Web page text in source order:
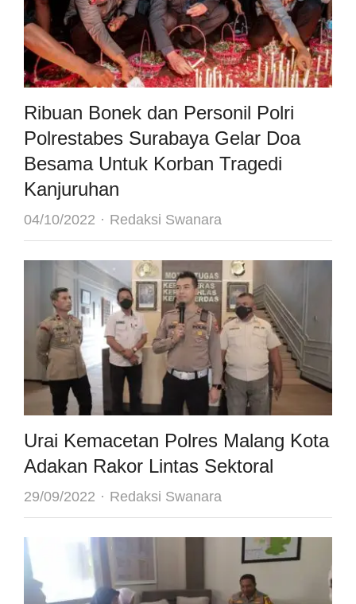
Ribuan Bonek dan Personil Polri
Polrestabes Surabaya Gelar Doa
Besama Untuk Korban Tragedi
Kanjuruhan
04/10/2022 Author
Redaksi Swanara
Urai Kemacetan Polres Malang Kota
Adakan Rakor Lintas Sektoral
29/09/2022 Author
Redaksi Swanara